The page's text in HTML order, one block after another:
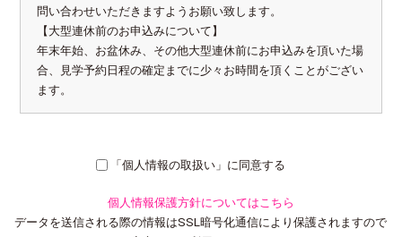
問い合わせいただきますようお願い致します。
【大型連休前のお申込みについて】
年末年始、お盆休み、その他大型連休前にお申込みを頂いた場
合、見学予約日程の確定までに少々お時間を頂くことがござい
ます。
「個人情報の取扱い」に同意する
個人情報保護方針についてはこちら
データを送信される際の情報はSSL暗号化通信により保護されますので